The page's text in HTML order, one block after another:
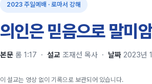
2023 주일예배 · 로마서 강해
의인은 믿음으로 말미
본문 롬 1:17 · 설교 조재선 목사 · 날짜 2023년
이 설교는 영상 없이 기록으로 보관되어 있습니다.